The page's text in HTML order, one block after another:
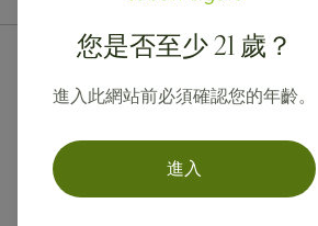
您是否至少 21 歲？
進入此網站前必須確認您的年齡。
進入